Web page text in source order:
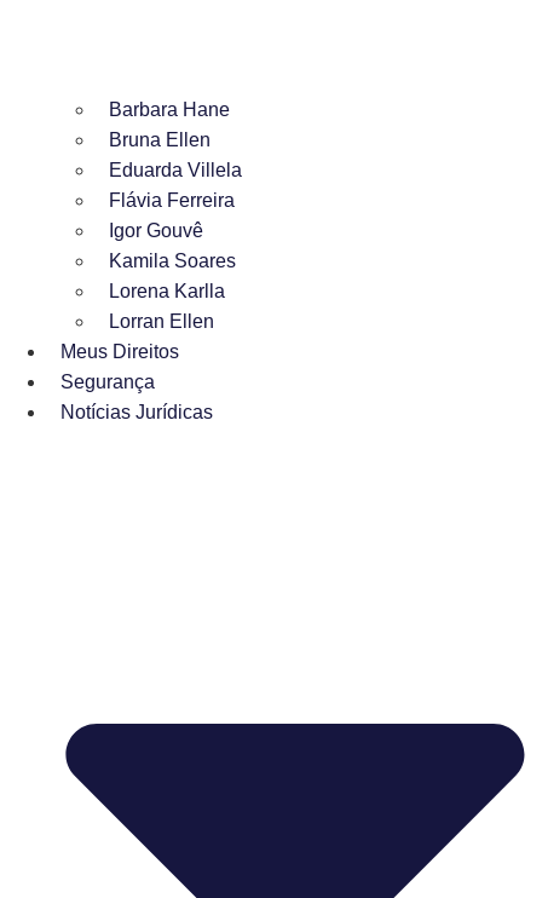
Barbara Hane
Bruna Ellen
Eduarda Villela
Flávia Ferreira
Igor Gouvê
Kamila Soares
Lorena Karlla
Lorran Ellen
Meus Direitos
Segurança
Notícias Jurídicas